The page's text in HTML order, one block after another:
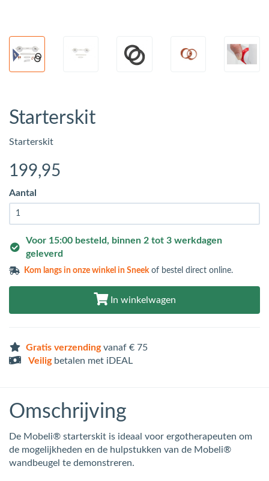
Starterskit
Starterskit
199,95
Aantal
Voor 15:00 besteld, binnen 2 tot 3 werkdagen
geleverd
Kom langs inonze winkel in Sneek of bestel direct online.
In winkelwagen
Gratis verzendingvanaf € 75
Veiligbetalen met iDEAL
Omschrijving
De Mobeli® starterskit is ideaal voor ergotherapeuten om
de mogelijkheden en de hulpstukken van de Mobeli®
wandbeugel te demonstreren.